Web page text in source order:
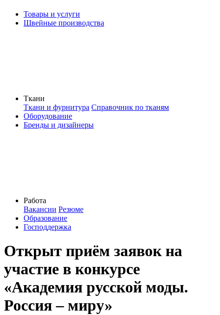
Товары и услуги
Швейные производства
Ткани
Ткани и фурнитура Справочник по тканям
Оборудование
Бренды и дизайнеры
Работа
Вакансии Резюме
Образование
Господдержка
Открыт приём заявок на
участие в конкурсе
«Академия русской моды.
Россия – миру»